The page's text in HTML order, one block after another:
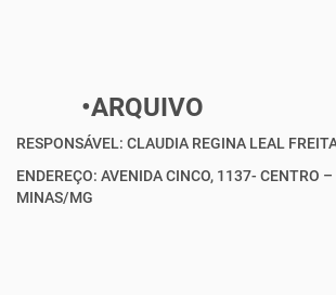
•ARQUIVO
RESPONSÁVEL: CLAUDIA REGINA LEAL
ENDEREÇO: AVENIDA CINCO, 1137- CENTRO
MINAS/MG